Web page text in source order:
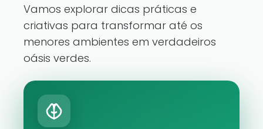
Vamos explorar dicas práticas e
criativas para transformar até os
menores ambientes em verdadeiros
oásis verdes.